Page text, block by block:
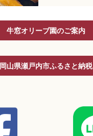
牛窓オリーブ園のご案内
岡山県瀬戸内市ふるさと納税